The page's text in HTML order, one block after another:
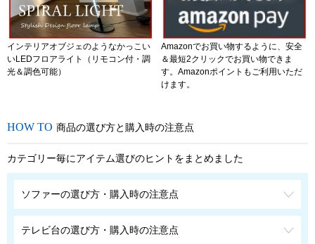
インテリアオブジェのようなかっこい
いLEDフロアライト（リモコン付・調
光＆調色可能）
Amazonでお買い物するように、安全
＆最短2クリックでお買い物できま
す。Amazonポイントもご利用いただ
けます。
商品の選び方と購入時の注意点
カテゴリー毎にアイテム選びのヒントをまとめました
ソファーの選び方・購入時の注意点
テレビ台の選び方・購入時の注意点